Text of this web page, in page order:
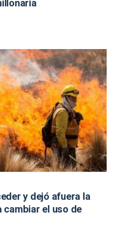
y dejó afuera la
el uso de